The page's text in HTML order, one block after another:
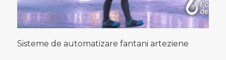
Sisteme de automatizare fantani arteziene